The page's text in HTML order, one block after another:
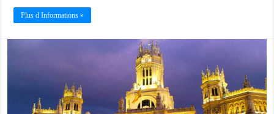
Plus d Informations »